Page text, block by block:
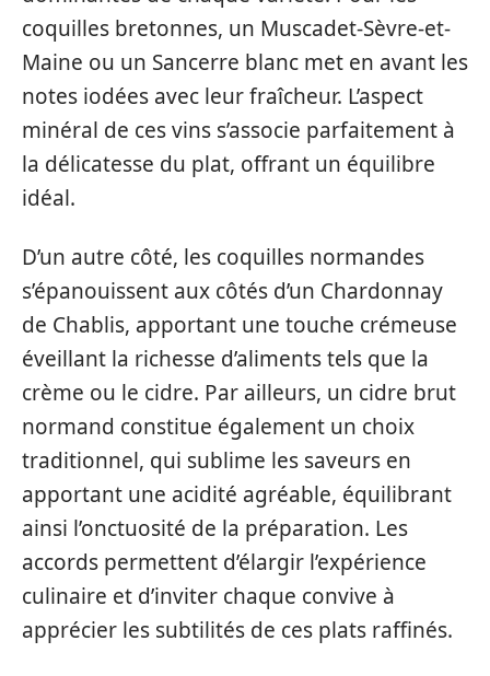
coquilles bretonnes, un Muscadet-Sèvre-et-
Maine ou un Sancerre blanc met en avant les
notes iodées avec leur fraîcheur. L’aspect
minéral de ces vins s’associe parfaitement à
la délicatesse du plat, offrant un équilibre
idéal.
D’un autre côté, les coquilles normandes
s’épanouissent aux côtés d’un Chardonnay
de Chablis, apportant une touche crémeuse
éveillant la richesse d’aliments tels que la
crème ou le cidre. Par ailleurs, un cidre brut
normand constitue également un choix
traditionnel, qui sublime les saveurs en
apportant une acidité agréable, équilibrant
ainsi l’onctuosité de la préparation. Les
accords permettent d’élargir l’expérience
culinaire et d’inviter chaque convive à
apprécier les subtilités de ces plats raffinés.